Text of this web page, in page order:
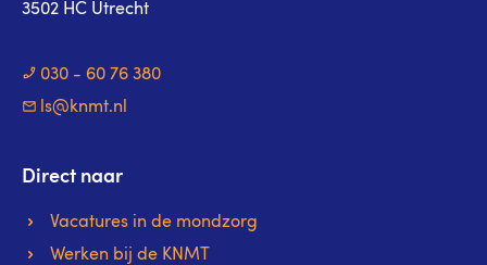
3502 HC Utrecht
030 - 60 76 380
ls@knmt.nl
Direct naar
Vacatures in de mondzorg
Werken bij de KNMT